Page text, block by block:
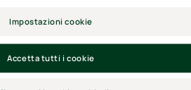
anti-umidità.
Impostazioni cookie
Accetta tutti i cookie